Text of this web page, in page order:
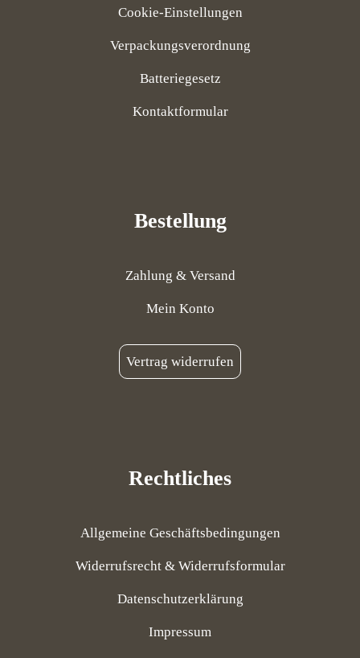
Cookie-Einstellungen
Verpackungsverordnung
Batteriegesetz
Kontaktformular
Bestellung
Zahlung & Versand
Mein Konto
Vertrag widerrufen
Rechtliches
Allgemeine Geschäftsbedingungen
Widerrufsrecht & Widerrufsformular
Datenschutzerklärung
Impressum